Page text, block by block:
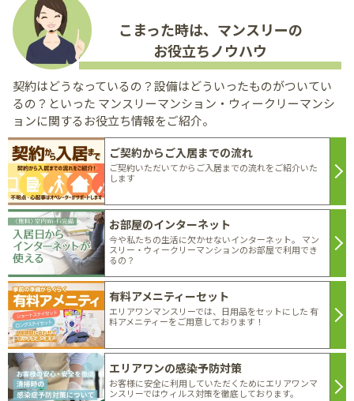
こまった時は、マンスリーの
お役立ちノウハウ
契約はどうなっているの？設備はどういったものがついてい
るの？といった マンスリーマンション・ウィークリーマンシ
ョンに関するお役立ち情報をご紹介。
ご契約からご入居までの流れ
ご契約いただいてからご入居までの流れをご紹介いた
します
お部屋のインターネット
今や私たちの生活に欠かせないインターネット。 マン
スリー・ウィークリーマンションのお部屋で利用でき
るの？
有料アメニティーセット
エリアワンマンスリーでは、日用品をセットにした 有
料アメニティーをご用意しております！
エリアワンの感染予防対策
お客様に安全に利用していただくためにエリアワンマ
ンスリーではウィルス対策を徹底しております。